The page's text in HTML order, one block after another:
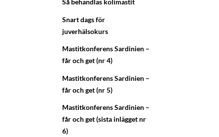
Så behandlas kolimastit
Snart dags för
juverhälsokurs
Mastitkonferens Sardinien –
får och get (nr 4)
Mastitkonferens Sardinien –
får och get (nr 5)
Mastitkonferens Sardinien –
får och get (sista inlägget nr
6)